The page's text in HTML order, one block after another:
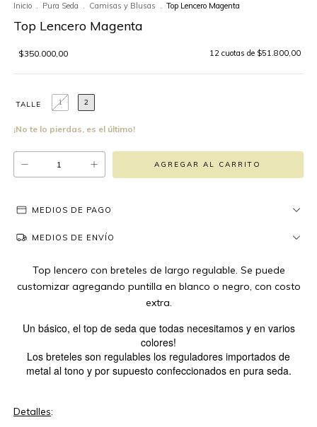
Inicio . Pura Seda . Camisas y Blusas . Top Lencero Magenta
Top Lencero Magenta
$350.000,00 12 cuotas de $51.800,00
TALLE 1 2
¡No te lo pierdas, es el último!
MEDIOS DE PAGO
MEDIOS DE ENVÍO
Top lencero con breteles de largo regulable. Se puede
customizar agregando puntilla en blanco o negro, con costo
extra.
Un básico, el top de seda que todas necesitamos y en varios
colores!
Los breteles son regulables los reguladores importados de
metal al tono y por supuesto confeccionados en pura seda.
Detalles: